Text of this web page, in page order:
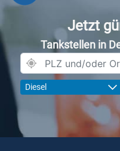
Jetzt
Tankstellen in
Diesel